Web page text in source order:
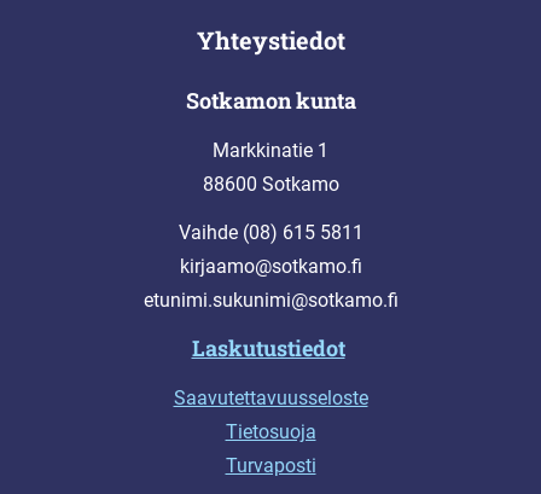
Yhteystiedot
Sotkamon kunta
Markkinatie 1
88600 Sotkamo
Vaihde (08) 615 5811
kirjaamo@sotkamo.fi
etunimi.sukunimi@sotkamo.fi
Laskutustiedot
Saavutettavuusseloste
Tietosuoja
Turvaposti